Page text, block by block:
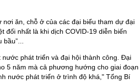
ăn, chỗ ở của các đại biểu tham dự đại
đối nhất là khi dịch COVID-19 diễn biến
phát triển và đại hội thành công. Đại
5 năm mà cả phương hướng cho giai đoạn
nước phát triển ở trình độ khá," Tổng Bí